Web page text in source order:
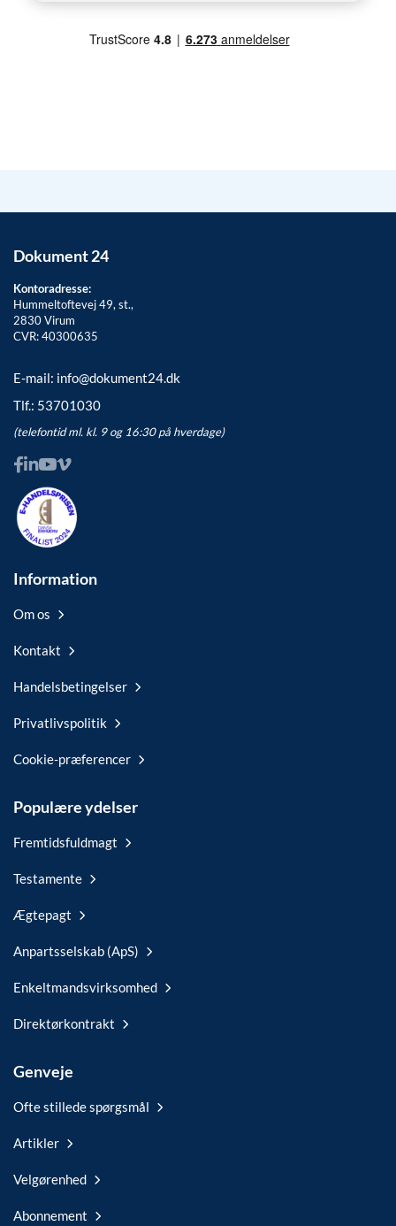
Dokument 24
Kontoradresse:
Hummeltoftevej 49, st.,
2830Virum
CVR: 40300635
E-mail: info@dokument24.dk
Tlf.: 53701030
(telefontid ml. kl. 9 og 16:30 på hverdage)
Information
Om os
Kontakt
Handelsbetingelser
Privatlivspolitik
Cookie-præferencer
Populære ydelser
Fremtidsfuldmagt
Testamente
Ægtepagt
Anpartsselskab (ApS)
Enkeltmandsvirksomhed
Direktørkontrakt
Genveje
Ofte stillede spørgsmål
Artikler
Velgørenhed
Abonnement